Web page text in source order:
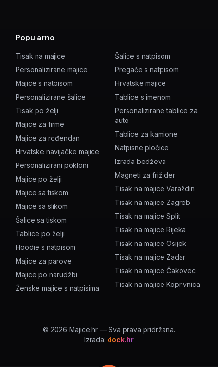
Popularno
Tisak na majice
Personalizirane majice
Majice s natpisom
Personalizirane šalice
Tisak po želji
Majice za firme
Majice za rođendan
Hrvatske navijačke majice
Personalizirani pokloni
Majice po želji
Majice sa tiskom
Majice sa slikom
Šalice sa tiskom
Tablice po želji
Hoodie s natpisom
Majice za parove
Majice po narudžbi
Ženske majice s natpisima
Šalice s natpisom
Pregače s natpisom
Hrvatske majice
Tablice s imenom
Personalizirane tablice za
auto
Tablice za kamione
Natpisne pločice
Izrada bedževa
Magneti za frižider
Tisak na majice Varaždin
Tisak na majice Zagreb
Tisak na majice Split
Tisak na majice Rijeka
Tisak na majice Osijek
Tisak na majice Zadar
Tisak na majice Čakovec
Tisak na majice Koprivnica
© 2026 Majice.hr — Sva prava pridržana.
Izrada: dock.hr